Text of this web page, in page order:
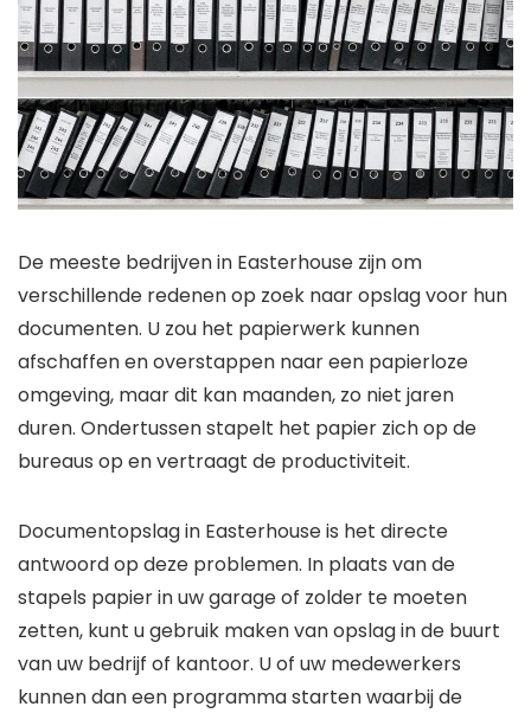
De meeste bedrijven in Easterhouse zijn om
verschillende redenen op zoek naar opslag voor hun
documenten. U zou het papierwerk kunnen
afschaffen en overstappen naar een papierloze
omgeving, maar dit kan maanden, zo niet jaren
duren. Ondertussen stapelt het papier zich op de
bureaus op en vertraagt ​​de productiviteit.
Documentopslag in Easterhouse is het directe
antwoord op deze problemen. In plaats van de
stapels papier in uw garage of zolder te moeten
zetten, kunt u gebruik maken van opslag in de buurt
van uw bedrijf of kantoor. U of uw medewerkers
kunnen dan een programma starten waarbij de